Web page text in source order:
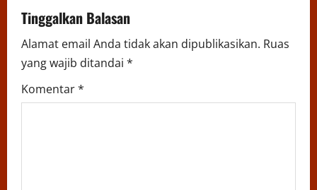
g
a
t
Tinggalkan Balasan
Alamat email Anda tidak akan dipublikasikan. Ruas
yang wajib ditandai *
Komentar*